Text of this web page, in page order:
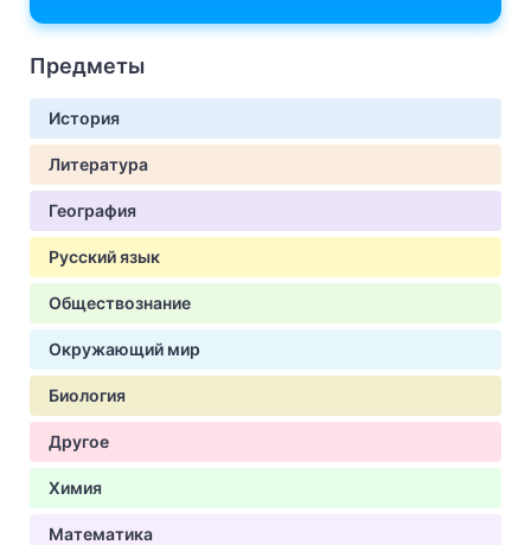
Предметы
История
Литература
География
Русский язык
Обществознание
Окружающий мир
Биология
Другое
Химия
Математика